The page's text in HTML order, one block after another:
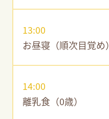
13:00
お昼寝（順次目覚め）
14:00
離乳食（0歳）